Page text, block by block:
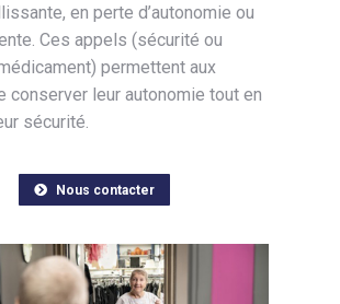
en perte d’autonomie ou
Ces appels (sécurité ou
permettent aux
conserver leur autonomie tout en
sécurité.
Nous contacter